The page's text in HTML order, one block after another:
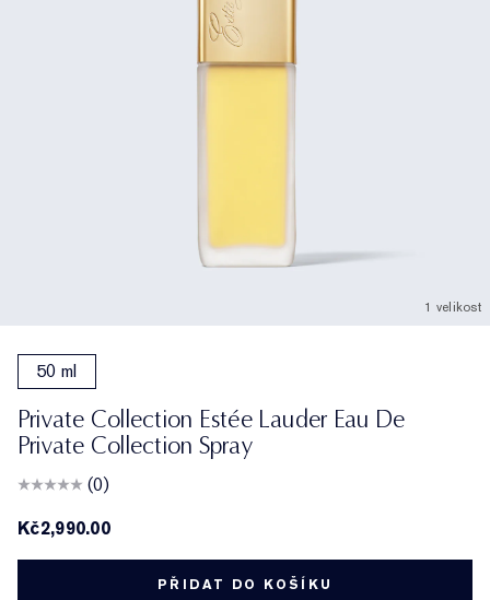
1 velikost
50 ml
Private Collection Estée Lauder Eau De
Private Collection Spray
(0)
Kč2,990.00
PŘIDAT DO KOŠÍKU